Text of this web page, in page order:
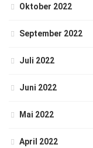
Oktober 2022
September 2022
Juli 2022
Juni 2022
Mai 2022
April 2022